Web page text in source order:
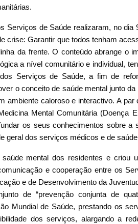
Serviços de Saúde realizaram, no dia
crise: Garantir que todos tenham
da frente. O conteúdo abrange o
a nível comunitário e individual,
Serviços de Saúde, a fim de
o conceito de saúde mental junto
ambiente caloroso e interactivo. A
Mental Comunitária (Doença
os seus conhecimentos sobre a
geral dos serviços médicos e de
mental dos residentes e criou
e cooperação entre os
e de Desenvolvimento da
de “prevenção conjunta de
Mundial de Saúde, prestando os
dos serviços, alargando a